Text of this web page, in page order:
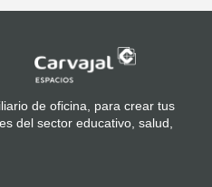
de oficina, para crear tus
del sector educativo, salud,